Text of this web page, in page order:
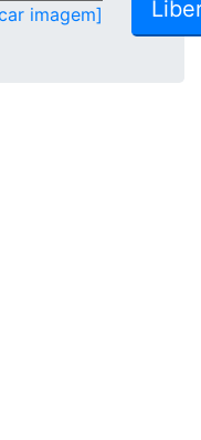
imagem]